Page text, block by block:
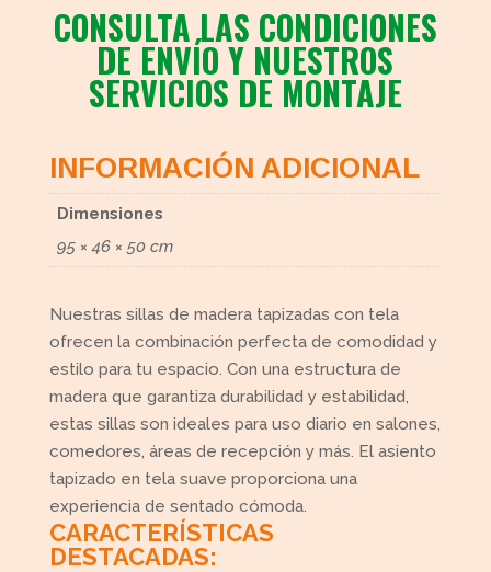
CONSULTA LAS CONDICIONES
DE ENVÍO Y NUESTROS
SERVICIOS DE MONTAJE
INFORMACIÓN ADICIONAL
Dimensiones
95 × 46 × 50 cm
Nuestras sillas de madera tapizadas con tela
ofrecen la combinación perfecta de comodidad y
estilo para tu espacio. Con una estructura de
madera que garantiza durabilidad y estabilidad,
estas sillas son ideales para uso diario en salones,
comedores, áreas de recepción y más. El asiento
tapizado en tela suave proporciona una
experiencia de sentado cómoda.
CARACTERÍSTICAS
DESTACADAS: